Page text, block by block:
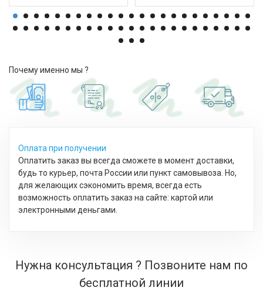
Почему именно мы ?
Оплата при получении
Оплатить заказ вы всегда сможете в момент доставки,
будь то курьер, почта России или пункт самовывоза. Но,
для желающих сэкономить время, всегда есть
возможность оплатить заказ на сайте: картой или
электронными деньгами.
Нужна консультация ? Позвоните нам по
бесплатной линии